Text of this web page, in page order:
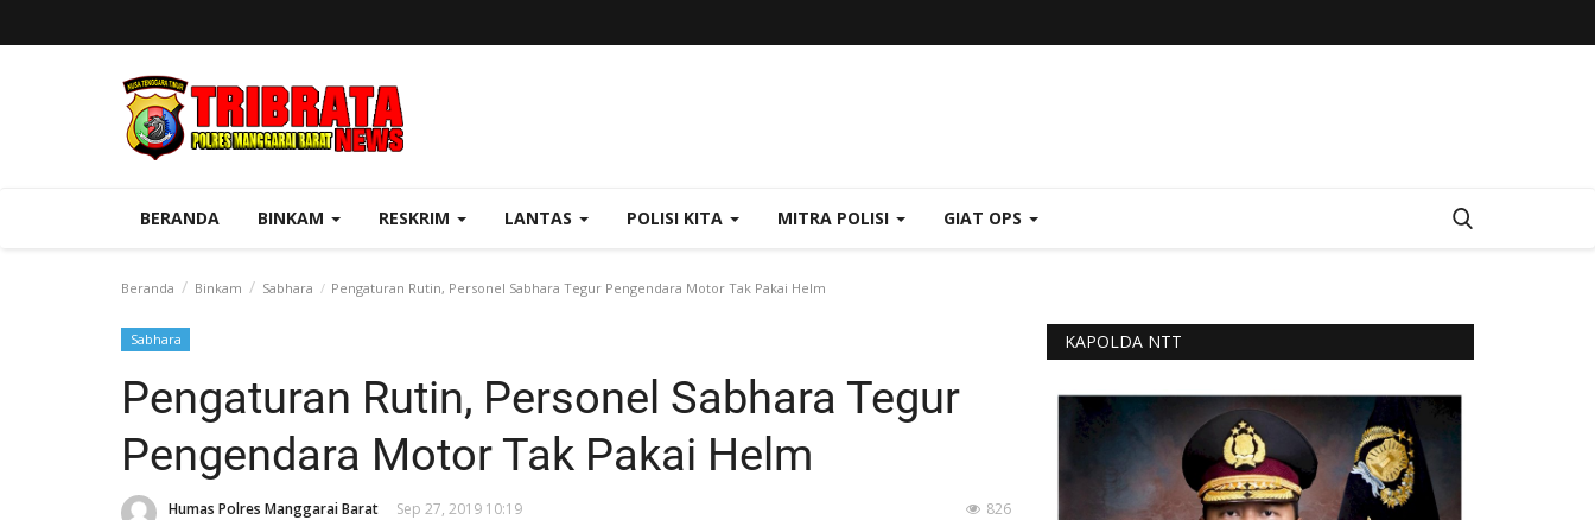
BERANDA BINKAM RESKRIM LANTAS POLISI KITA MITRA POLISI GIAT OPS
Beranda Binkam Sabhara Pengaturan Rutin, Personel Sabhara Tegur Pengendara Motor Tak Pakai Helm
Sabhara
Pengaturan Rutin, Personel Sabhara Tegur
Pengendara Motor Tak Pakai Helm
Humas Polres Manggarai Barat Sep 27, 2019 10:19 826
KAPOLDA NTT